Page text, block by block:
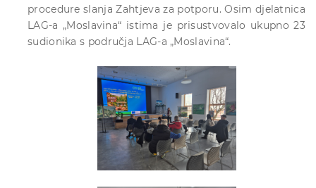
procedure slanja Zahtjeva za potporu. Osim djelatnica
LAG-a „Moslavina“ istima je prisustvovalo ukupno 23
sudionika s područja LAG-a „Moslavina“.